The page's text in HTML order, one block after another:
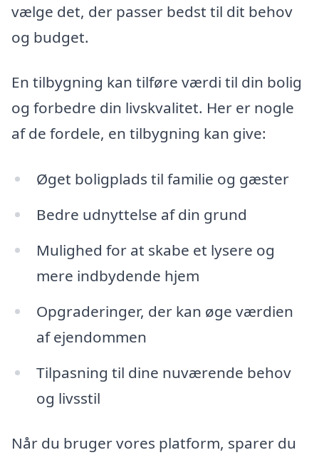
vælge det, der passer bedst til dit behov
og budget.
En tilbygning kan tilføre værdi til din bolig
og forbedre din livskvalitet. Her er nogle
af de fordele, en tilbygning kan give:
Øget boligplads til familie og gæster
Bedre udnyttelse af din grund
Mulighed for at skabe et lysere og
mere indbydende hjem
Opgraderinger, der kan øge værdien
af ejendommen
Tilpasning til dine nuværende behov
og livsstil
Når du bruger vores platform, sparer du